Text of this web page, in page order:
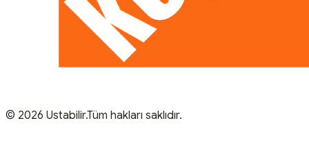
© 2026 Ustabilir.Tüm hakları saklıdır.